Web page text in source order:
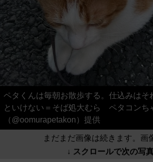
ペタくんは毎朝お散歩する。仕込みはそ
といけない＝そば処大むら ペタコンち
（@oomurapetakon）提供
まだまだ画像は続きます。画
↓ スクロールで次の写